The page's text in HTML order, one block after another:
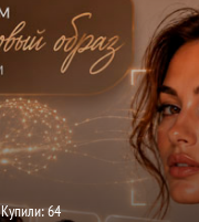
Купили:64